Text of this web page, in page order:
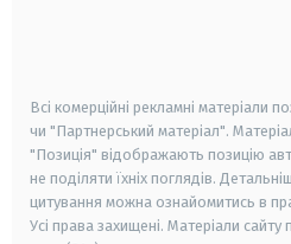
Всі комерційні рекламні матеріали
чи "Партнерський матеріал".
"Позиція" відображають позицію
не поділяти їхніх поглядів.
цитування можна ознайомитись в
Усі права захищені. Матеріали сайту